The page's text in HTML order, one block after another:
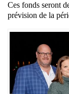
Ces fonds seront
prévision de la